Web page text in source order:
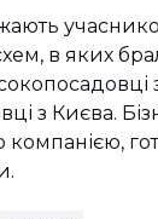
в яких
з Києва.
компанією,